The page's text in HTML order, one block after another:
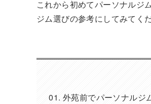
これから初めてパーソナルジ
ジム選びの参考にしてみてくだ
外苑前でパーソナルジ